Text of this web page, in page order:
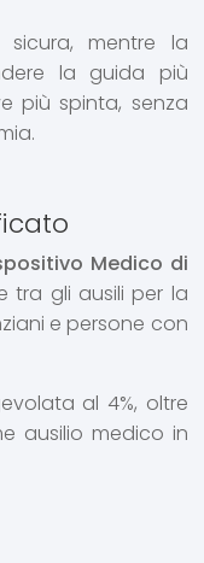
mentre la
la guida più
più spinta, senza
Medico di
tra gli ausili per la
e persone con
al 4%, oltre
ausilio medico in